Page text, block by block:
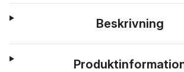
Beskrivning